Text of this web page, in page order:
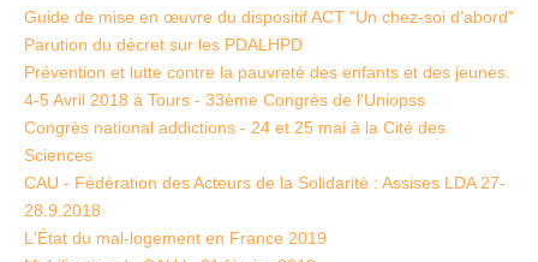
Guide de mise en œuvre du dispositif ACT "Un chez-soi d'abord"
Parution du décret sur les PDALHPD
Prévention et lutte contre la pauvreté des enfants et des jeunes.
4-5 Avril 2018 à Tours - 33ème Congrès de l'Uniopss
Congrès national addictions - 24 et 25 mai à la Cité des
Sciences
CAU - Fédération des Acteurs de la Solidarité : Assises LDA 27-
28.9.2018
L'État du mal-logement en France 2019